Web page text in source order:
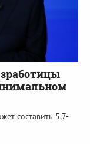
составить 5,7-